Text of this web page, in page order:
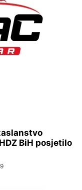
BiH posjetilo